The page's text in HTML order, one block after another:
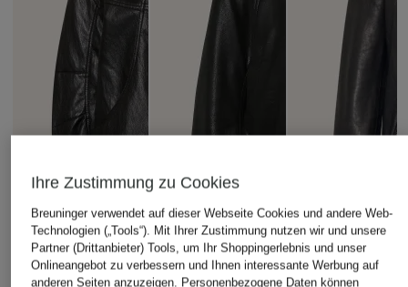
Ihre Zustimmung zu Cookies
Breuninger verwendet auf dieser Webseite Cookies und andere Web-
Technologien („Tools“). Mit Ihrer Zustimmung nutzen wir und unsere
Partner (Drittanbieter) Tools, um Ihr Shoppingerlebnis und unser
Onlineangebot zu verbessern und Ihnen interessante Werbung auf
anderen Seiten anzuzeigen. Personenbezogene Daten können